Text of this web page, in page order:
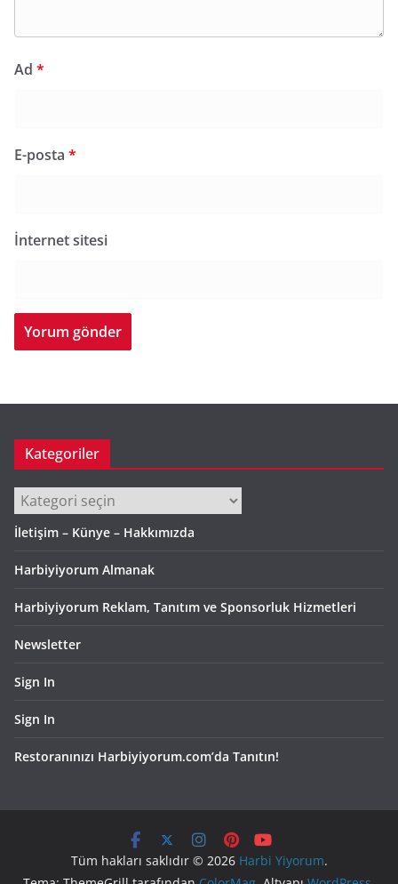
Ad *
E-posta *
İnternet sitesi
Kategoriler
Kategoriler
İletişim – Künye – Hakkımızda
Harbiyiyorum Almanak
Harbiyiyorum Reklam, Tanıtım ve Sponsorluk Hizmetleri
Newsletter
Sign In
Sign In
Restoranınızı Harbiyiyorum.com’da Tanıtın!
Tüm hakları saklıdır © 2026 Harbi Yiyorum.